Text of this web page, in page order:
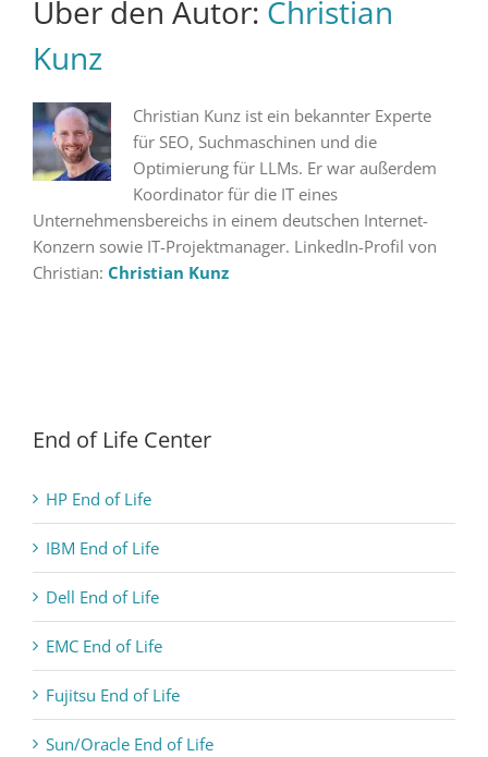
Über den Autor: Christian
Kunz
Christian Kunz ist ein bekannter Experte
für SEO, Suchmaschinen und die
Optimierung für LLMs. Er war außerdem
Koordinator für die IT eines
Unternehmensbereichs in einem deutschen Internet-
Konzern sowie IT-Projektmanager. LinkedIn-Profil von
Christian: Christian Kunz
End of Life Center
HP End of Life
IBM End of Life
Dell End of Life
EMC End of Life
Fujitsu End of Life
Sun/Oracle End of Life